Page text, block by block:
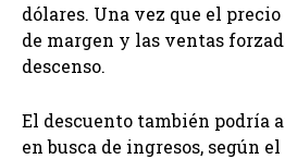
dólares. Una vez que el
de margen y las ventas
descenso.
El descuento también podría
en busca de ingresos, según